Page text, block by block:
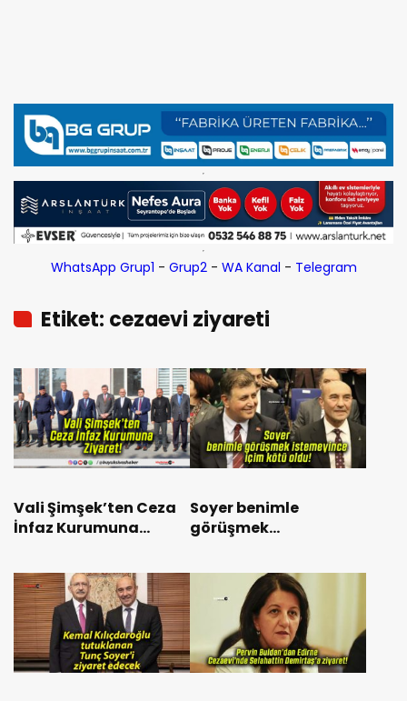
WhatsApp Grup1 - Grup2- WA Kanal - Telegram
Etiket: cezaevi ziyareti
Vali Şimşek’ten Ceza
İnfaz Kurumuna
Soyer benimle
görüşmek
oldu!